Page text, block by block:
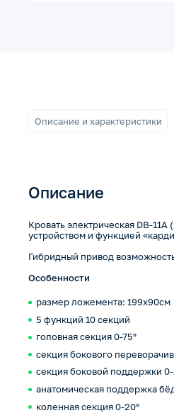
Описание и характеристики
Описание
Кровать электрическая DB-
устройством и функцией
Гибридный привод
Особенности
размер ложемента: 199х90см
5 функций 10 секций
головная секция 0-75°
секция бокового
секция боковой поддержки 0-
анатомическая поддержка
коленная секция 0-20°